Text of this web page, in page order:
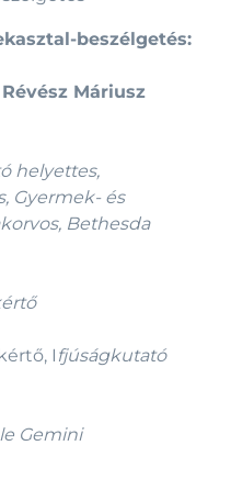
beszélgetés:
Révész Máriusz
helyettes,
Gyermek- és
Bethesda
I fjúságkutató
Gemini